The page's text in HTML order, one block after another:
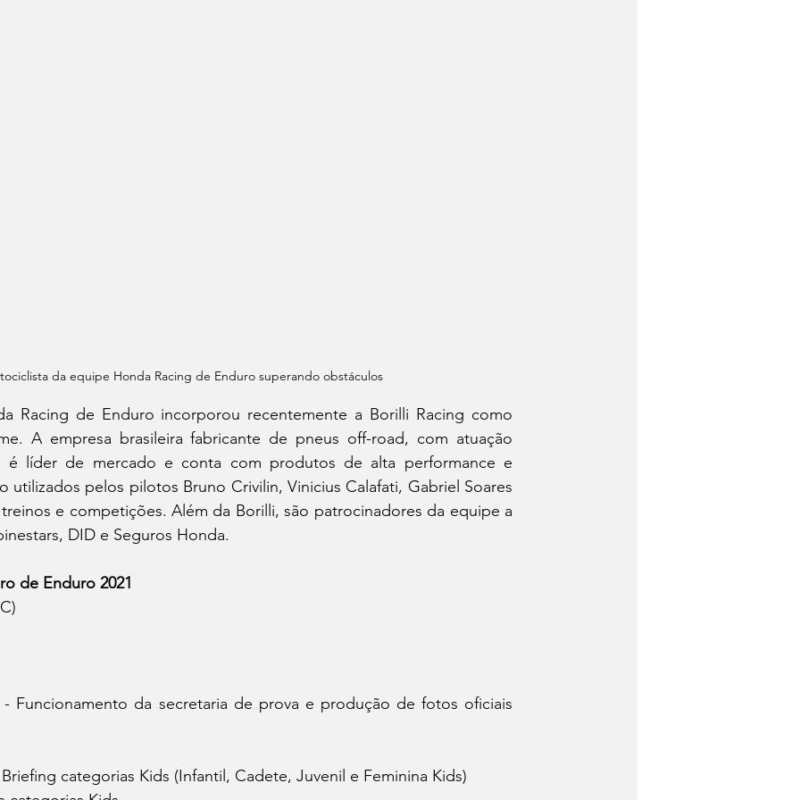
da equipe Honda Racing de Enduro superando obstáculos
A empresa brasileira fabricante de pneus off-road, com atuação
é líder de mercado e conta com produtos de alta performance e
utilizados pelos pilotos Bruno Crivilin, Vinicius Calafati, Gabriel Soares
e competições. Além da Borilli, são patrocinadores da equipe a
DID e Seguros Honda.
de Enduro 2021
- Funcionamento da secretaria de prova e produção de fotos oficiais
categorias Kids (Infantil, Cadete, Juvenil e Feminina Kids)